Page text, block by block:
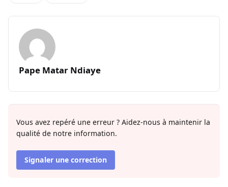
Pape Matar Ndiaye
Vous avez repéré une erreur ? Aidez-nous à maintenir la
qualité de notre information.
Signaler une correction